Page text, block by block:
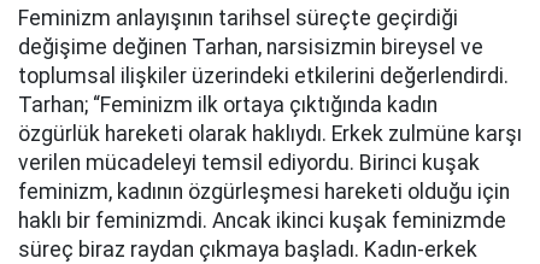
Feminizm anlayışının tarihsel süreçte geçirdiği
değişime değinen Tarhan, narsisizmin bireysel ve
toplumsal ilişkiler üzerindeki etkilerini değerlendirdi.
Tarhan; “Feminizm ilk ortaya çıktığında kadın
özgürlük hareketi olarak haklıydı. Erkek zulmüne karşı
verilen mücadeleyi temsil ediyordu. Birinci kuşak
feminizm, kadının özgürleşmesi hareketi olduğu için
haklı bir feminizmdi. Ancak ikinci kuşak feminizmde
süreç biraz raydan çıkmaya başladı. Kadın-erkek